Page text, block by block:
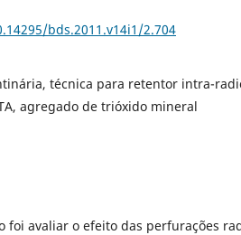
bds.2011.v14i1/2.704
técnica para retentor intra-
agregado de trióxido mineral
foi avaliar o efeito das perfurações